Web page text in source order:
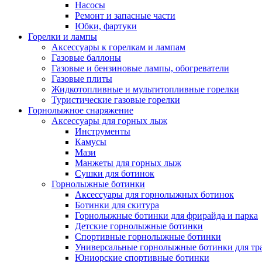
Насосы
Ремонт и запасные части
Юбки, фартуки
Горелки и лампы
Аксессуары к горелкам и лампам
Газовые баллоны
Газовые и бензиновые лампы, обогреватели
Газовые плиты
Жидкотопливные и мультитопливные горелки
Туристические газовые горелки
Горнолыжное снаряжение
Аксессуары для горных лыж
Инструменты
Камусы
Мази
Манжеты для горных лыж
Сушки для ботинок
Горнолыжные ботинки
Аксессуары для горнолыжных ботинок
Ботинки для скитура
Горнолыжные ботинки для фрирайда и парка
Детские горнолыжные ботинки
Спортивные горнолыжные ботинки
Универсальные горнолыжные ботинки для
Юниорские спортивные ботинки